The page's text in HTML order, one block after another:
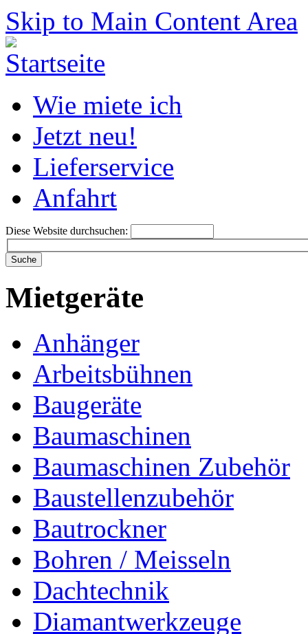
Skip to Main Content Area
Wie miete ich
Jetzt neu!
Lieferservice
Anfahrt
Diese Website durchsuchen:
Mietgeräte
Anhänger
Arbeitsbühnen
Baugeräte
Baumaschinen
Baumaschinen Zubehör
Baustellenzubehör
Bautrockner
Bohren / Meisseln
Dachtechnik
Diamantwerkzeuge